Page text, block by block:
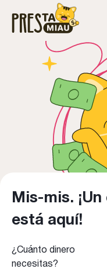
Préstamos Personales
Mis-mis.
está aquí!
¿Cuánto dinero
necesitas?